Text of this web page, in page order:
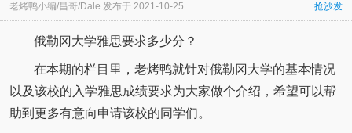
老烤鸭小编/昌哥/Dale 发布于 2021-10-25 抢沙发
俄勒冈大学雅思要求多少分？
在本期的栏目里，老烤鸭就针对俄勒冈大学的基本情况
以及该校的入学雅思成绩要求为大家做个介绍，希望可以帮
助到更多有意向申请该校的同学们。